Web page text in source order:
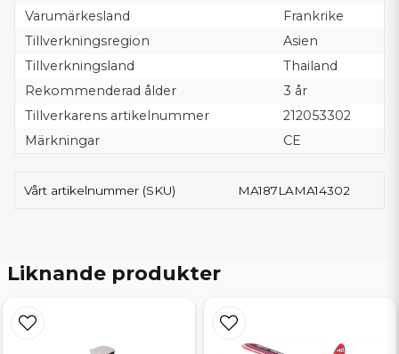
Varumärkesland
Frankrike
Tillverkningsregion
Asien
Tillverkningsland
Thailand
Rekommenderad ålder
3 år
Tillverkarens artikelnummer
212053302
Märkningar
CE
Vårt artikelnummer (SKU) MA187LAMA14302
Liknande produkter